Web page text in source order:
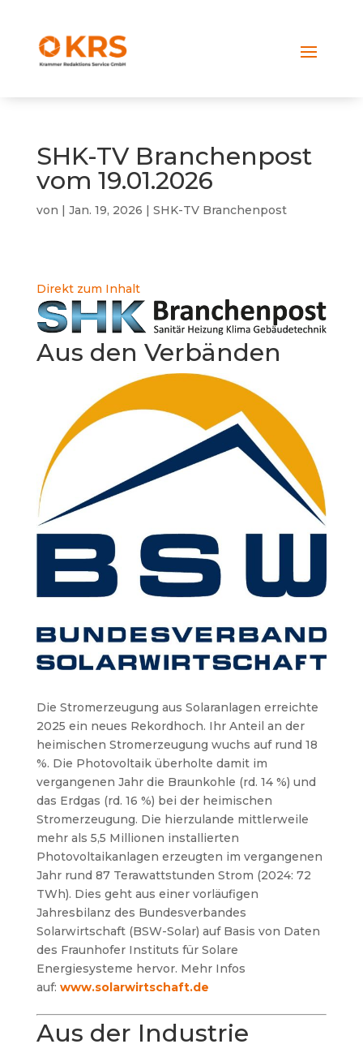
SHK-TV Branchenpost
vom 19.01.2026
von | Jan. 19, 2026 | SHK-TV Branchenpost
Direkt zum Inhalt
Aus den Verbänden
Die Stromerzeugung aus Solaranlagen erreichte
2025 ein neues Rekordhoch. Ihr Anteil an der
heimischen Stromerzeugung wuchs auf rund 18
%. Die Photovoltaik überholte damit im
vergangenen Jahr die Braunkohle (rd. 14 %) und
das Erdgas (rd. 16 %) bei der heimischen
Stromerzeugung. Die hierzulande mittlerweile
mehr als 5,5 Millionen installierten
Photovoltaikanlagen erzeugten im vergangenen
Jahr rund 87 Terawattstunden Strom (2024: 72
TWh). Dies geht aus einer vorläufigen
Jahresbilanz des Bundesverbandes
Solarwirtschaft (BSW-Solar) auf Basis von Daten
des Fraunhofer Instituts für Solare
Energiesysteme hervor. Mehr Infos
auf: www.solarwirtschaft.de
Aus der Industrie